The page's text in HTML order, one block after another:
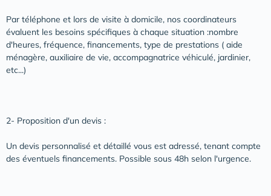
Par téléphone et lors de visite à domicile, nos coordinateurs
évaluent les besoins spécifiques à chaque situation :nombre
d'heures, fréquence, financements, type de prestations ( aide
ménagère, auxiliaire de vie, accompagnatrice véhiculé, jardinier,
etc...)
2- Proposition d'un devis :
Un devis personnalisé et détaillé vous est adressé, tenant compte
des éventuels financements. Possible sous 48h selon l'urgence.